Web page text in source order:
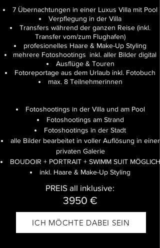
7 Übernachtungen in einer Luxus Villa mit Pool
Verpflegung in der Villa
Transfers während der ganzen Reise (inkl.
Transfer vom/zum Flughafen)​​​
profesionelles Haare & Make-Up Styling
mehrere Fotoshootings inkl. aller Bilder digital
Ausflüge & Touren
Fotoreportage aus dem Urlaub inkl. Fotobuch
max. 8 Teilnehmerinnen
Fotoshootings in der Villa und am Pool
Fotoshootings am Strand
Fotoshootings in der Stadt
alle Bilder bearbeitet in voller Auflösung in einer
privaten Galerie
BOUDOIR + PORTRAIT + SWIMM SUIT​​ MÖGLICH
inkl. Haare & Make-Up Styling
PREIS all inklusive:
3950 €
ICH MÖCHTE DABEI SEIN